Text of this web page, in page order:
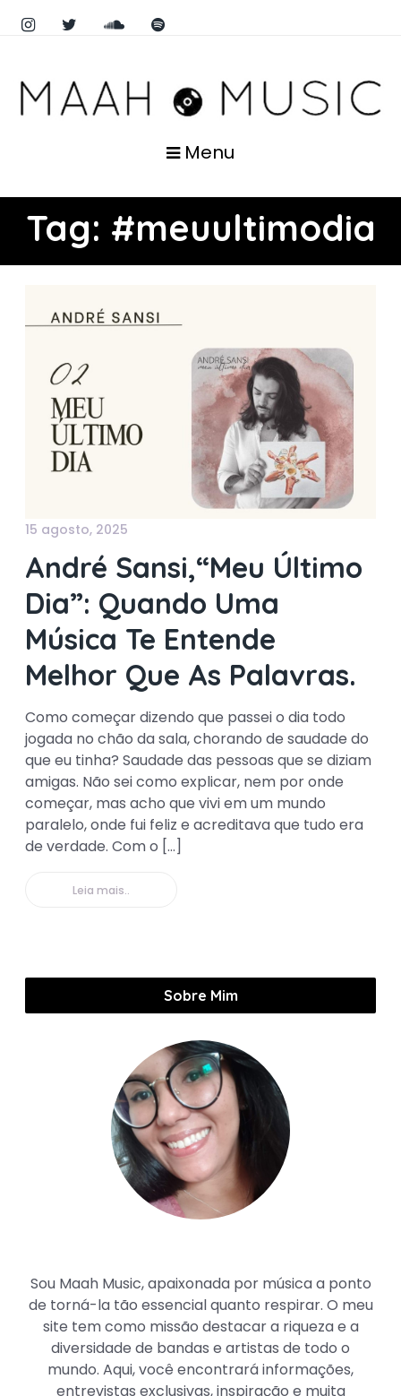
Menu
Tag: #meuultimodia
15 agosto, 2025
André Sansi,“Meu Último
Dia”: Quando Uma
Música Te Entende
Melhor Que As Palavras.
Como começar dizendo que passei o dia todo
jogada no chão da sala, chorando de saudade do
que eu tinha? Saudade das pessoas que se diziam
amigas. Não sei como explicar, nem por onde
começar, mas acho que vivi em um mundo
paralelo, onde fui feliz e acreditava que tudo era
de verdade. Com o […]
Leia mais..
Sobre Mim
Sou Maah Music, apaixonada por música a ponto
de torná-la tão essencial quanto respirar. O meu
site tem como missão destacar a riqueza e a
diversidade de bandas e artistas de todo o
mundo. Aqui, você encontrará informações,
entrevistas exclusivas, inspiração e muita